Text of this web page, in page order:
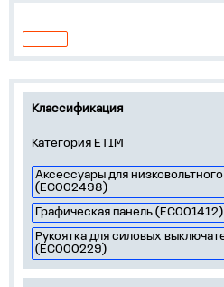
Классификация
Категория ETIM
Аксессуары для
(EC002498)
Графическая панель (EC001412)
Рукоятка для силовых
(EC000229)